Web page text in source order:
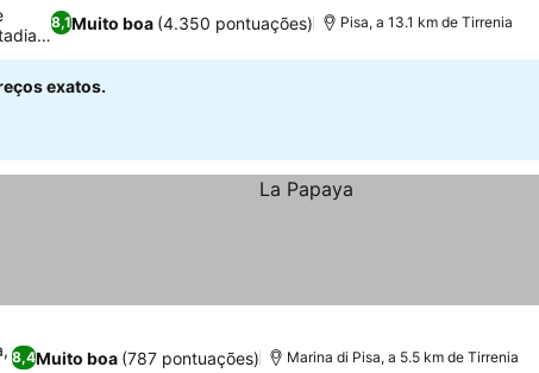
8,1Muito boa (4.350 pontuações) Pisa, a 13.1 km de Tirrenia
exatos.
8,4Muito boa (787 pontuações) Marina di Pisa, a 5.5 km de Tirrenia